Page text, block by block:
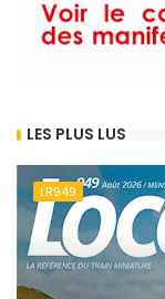
LES PLUS LUS
LR949